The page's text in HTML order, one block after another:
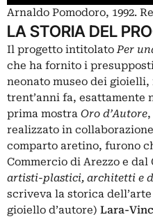
Arnaldo Pomodoro, 1992.
LA STORIA DEL
Il progetto intitolato Per
che ha fornito i
neonato museo dei gioielli,
trent’anni fa, esattamente
prima mostra Oro d’Autore
realizzato in
comparto aretino, furono
Commercio di Arezzo e dal
artisti-plastici, architetti e
scriveva la storica
gioiello d’autore) Lara-